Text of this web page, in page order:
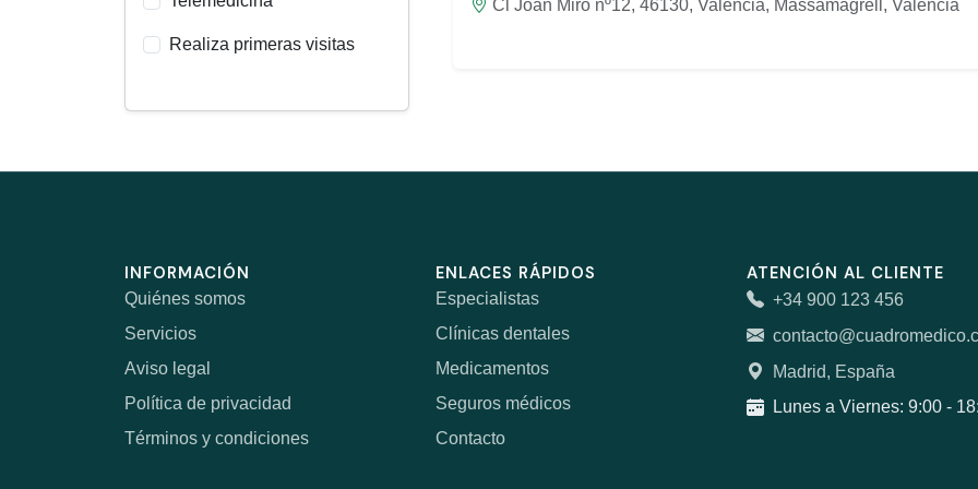
Realiza primeras visitas
Cl Joan Miro nº12, 46130, Valencia, Massamagrell, Valencia
INFORMACIÓN
Quiénes somos
Servicios
Aviso legal
Política de privacidad
Términos y condiciones
ENLACES RÁPIDOS
Especialistas
Clínicas dentales
Medicamentos
Seguros médicos
Contacto
ATENCIÓN AL CLIENTE
+34 900 123 456
Madrid, España
Lunes a Viernes: 9:00 -